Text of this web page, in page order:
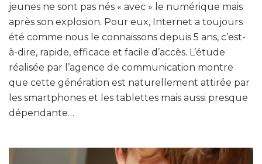
jeunes ne sont pas nés « avec » le numérique mais
après son explosion. Pour eux, Internet a toujours
été comme nous le connaissons depuis 5 ans, c’est-
à-dire, rapide, efficace et facile d’accès. L’étude
réalisée par l’agence de communication montre
que cette génération est naturellement attirée par
les smartphones et les tablettes mais aussi presque
dépendante…